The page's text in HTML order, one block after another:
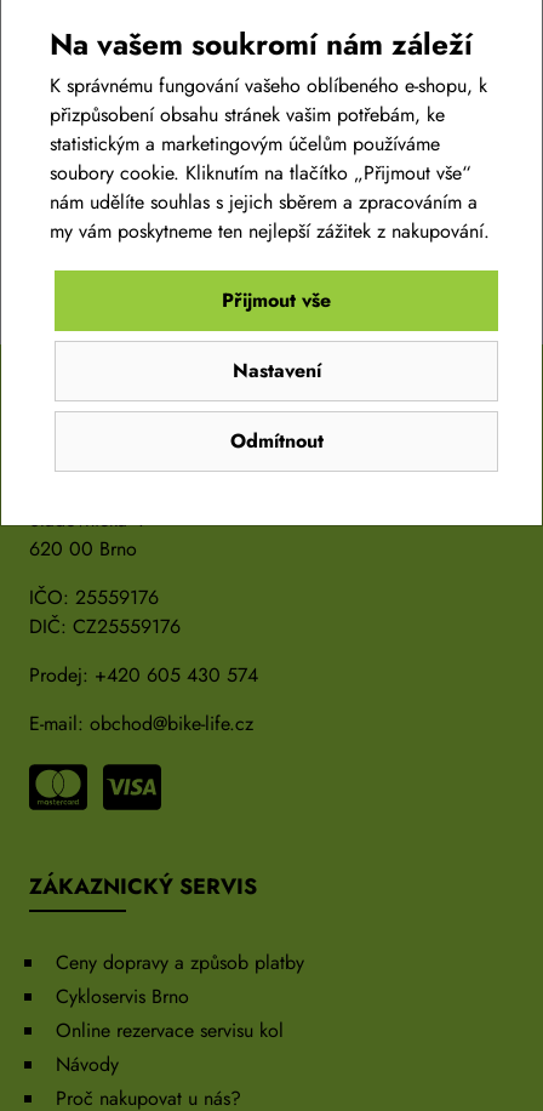
Odesláním projevujete svůj souhlas se shromažďováním a zpracováním
osobních údajů.Více zde
Chci novinky
PROVOZOVATEL
Sladovnická 4
620 00 Brno
IČO: 25559176
DIČ: CZ25559176
Prodej: +420 605 430 574
E-mail: obchod@bike-life.cz
ZÁKAZNICKÝ SERVIS
Ceny dopravy a způsob platby
Cykloservis Brno
Online rezervace servisu kol
Návody
Proč nakupovat u nás?
Na vašem soukromí nám záleží
K správnému fungování vašeho oblíbeného e-shopu, k
přizpůsobení obsahu stránek vašim potřebám, ke
statistickým a marketingovým účelům používáme
soubory cookie. Kliknutím na tlačítko „Přijmout vše“
nám udělíte souhlas s jejich sběrem a zpracováním a
my vám poskytneme ten nejlepší zážitek z nakupování.
Odmítnout
Nastavení
Přijmout vše